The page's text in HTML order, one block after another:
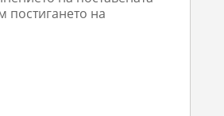
постигането на